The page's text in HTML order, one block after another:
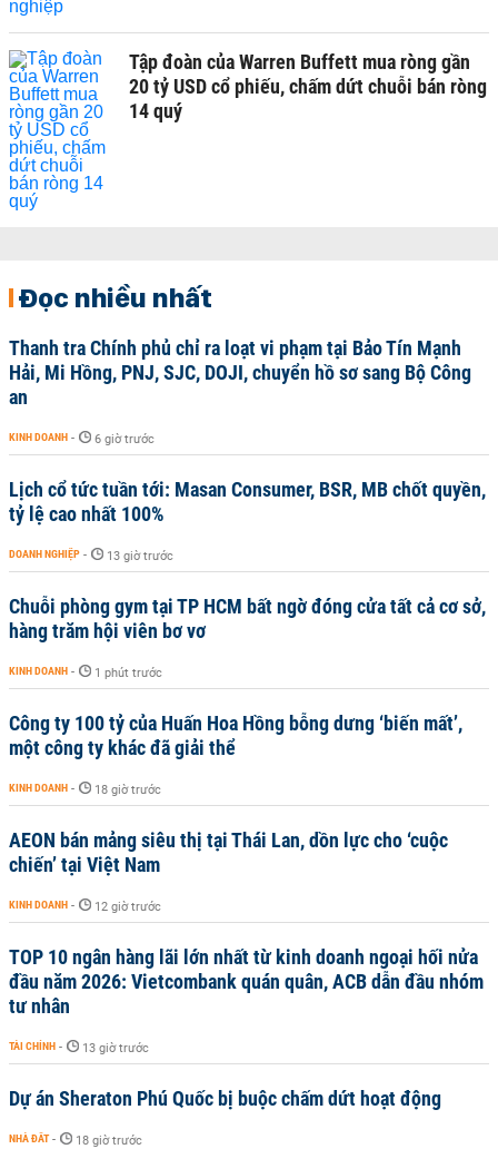
Tập đoàn của Warren Buffett mua ròng gần
20 tỷ USD cổ phiếu, chấm dứt chuỗi bán ròng
14 quý
Đọc nhiều nhất
Thanh tra Chính phủ chỉ ra loạt vi phạm tại Bảo Tín Mạnh
Hải, Mi Hồng, PNJ, SJC, DOJI, chuyển hồ sơ sang Bộ Công
an
KINH DOANH - 6 giờ trước
Lịch cổ tức tuần tới: Masan Consumer, BSR, MB chốt quyền,
tỷ lệ cao nhất 100%
DOANH NGHIỆP - 13 giờ trước
Chuỗi phòng gym tại TP HCM bất ngờ đóng cửa tất cả cơ sở,
hàng trăm hội viên bơ vơ
KINH DOANH - 1 phút trước
Công ty 100 tỷ của Huấn Hoa Hồng bỗng dưng ‘biến mất’,
một công ty khác đã giải thể
KINH DOANH - 18 giờ trước
AEON bán mảng siêu thị tại Thái Lan, dồn lực cho ‘cuộc
chiến’ tại Việt Nam
KINH DOANH - 12 giờ trước
TOP 10 ngân hàng lãi lớn nhất từ kinh doanh ngoại hối nửa
đầu năm 2026: Vietcombank quán quân, ACB dẫn đầu nhóm
tư nhân
TÀI CHÍNH - 13 giờ trước
Dự án Sheraton Phú Quốc bị buộc chấm dứt hoạt động
NHÀ ĐẤT - 18 giờ trước